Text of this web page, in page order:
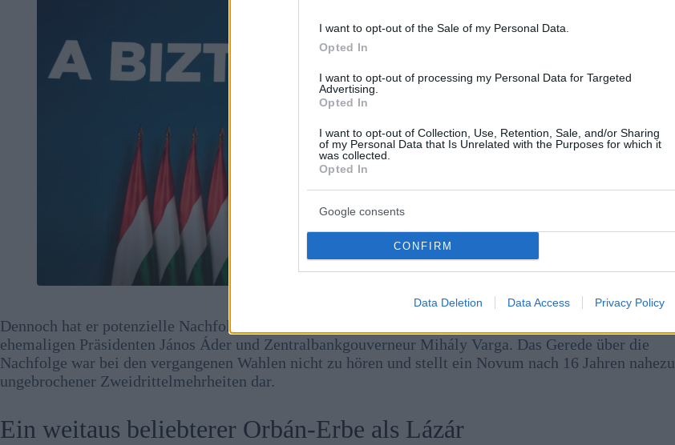
I want to opt-out of the Sale of my Personal Data.
Opted In
I want to opt-out of processing my Personal Data for Targeted
Advertising.
Opted In
I want to opt-out of Collection, Use, Retention, Sale, and/or Sharing
of my Personal Data that Is Unrelated with the Purposes for which it
was collected.
Opted In
Google consents
CONFIRM
Data Deletion Data Access Privacy Policy
Dennoch hat er potenzielle Nachfolger genannt, darunter Lázár, Außenminister Péter Szijjártó, den
ehemaligen Präsidenten János Áder und Zentralbankgouverneur Mihály Varga. Das Gerede über die
Nachfolge war bei den vergangenen Wahlen nicht zu hören und stellt ein Novum nach 16 Jahren nahezu
ungebrochener Zweidrittelmehrheiten dar.
Ein weitaus beliebterer Orbán-Erbe als Lázár